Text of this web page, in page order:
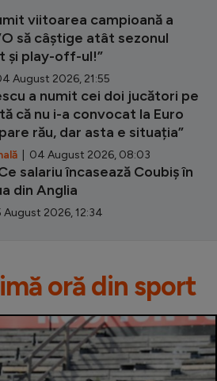
viitoarea campioană a
să câștige atât sezonul
și play-off-ul!”
August 2026, 21:55
a numit cei doi jucători pe
că nu i-a convocat la Euro
rău, dar asta e situația”
| 04 August 2026, 08:03
salariu încasează Coubiș în
din Anglia
August 2026, 12:34
oră din sport